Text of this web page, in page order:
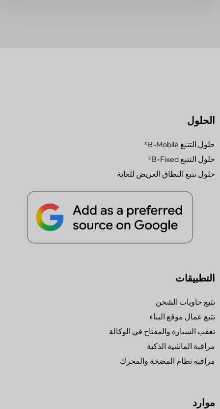
الحلول
حلول التتبع B-Mobile®
حلول التتبع B-Fixed®
حلول تتبع النطاق العريض للغاية
التطبيقات
تتبع حاويات الشحن
تتبع عمال موقع البناء
تعقب السيارة والمفتاح في الوكالة
مراقبة الماشية الذكية
مراقبة نظام المضخة والمحرك
موارد